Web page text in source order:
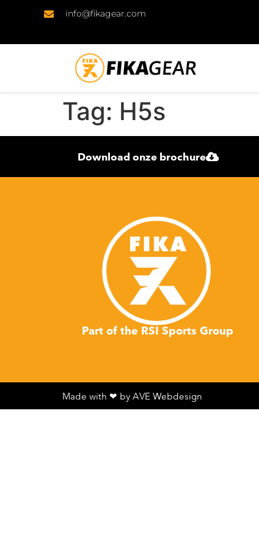
info@fikagear.com
Tag: H5s
Download onze brochure
Part of the RSI Sports Group
Made with ❤ by AVE Webdesign